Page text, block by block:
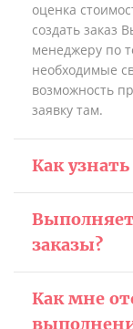
оценка
создать заказ
менеджеру по
необходимые
возможность
заявку там.
Как
заказы?
Как мне